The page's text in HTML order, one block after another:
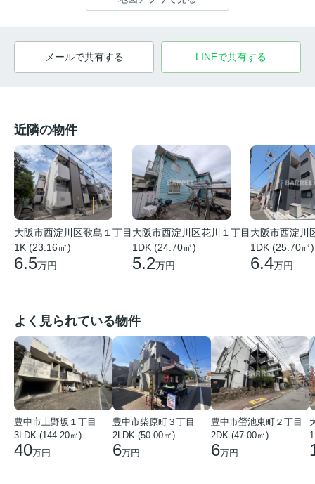
メールで共有する LINEで共有する
近隣の物件
大阪市西淀川区歌島１丁目
1K (23.16㎡)
6.5万円
大阪市西淀川区花川１丁目
1DK (24.70㎡)
5.2万円
大阪市西淀川
1DK (25.70㎡)
6.4万円
よく見られている物件
豊中市上野坂１丁目
3LDK (144.20㎡)
40万円
豊中市柴原町３丁目
2LDK (50.00㎡)
6万円
豊中市螢池東町２丁目
2DK (47.00㎡)
6万円